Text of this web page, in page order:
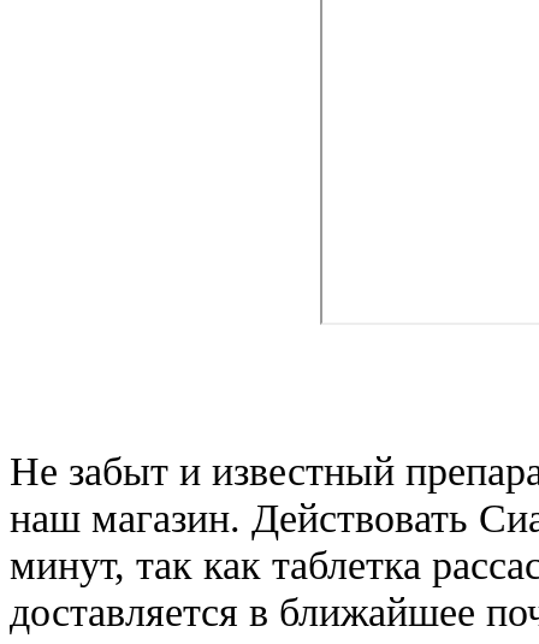
Не забыт и известный
наш магазин. Действовать
минут, так как таблетка
доставляется в ближайшее